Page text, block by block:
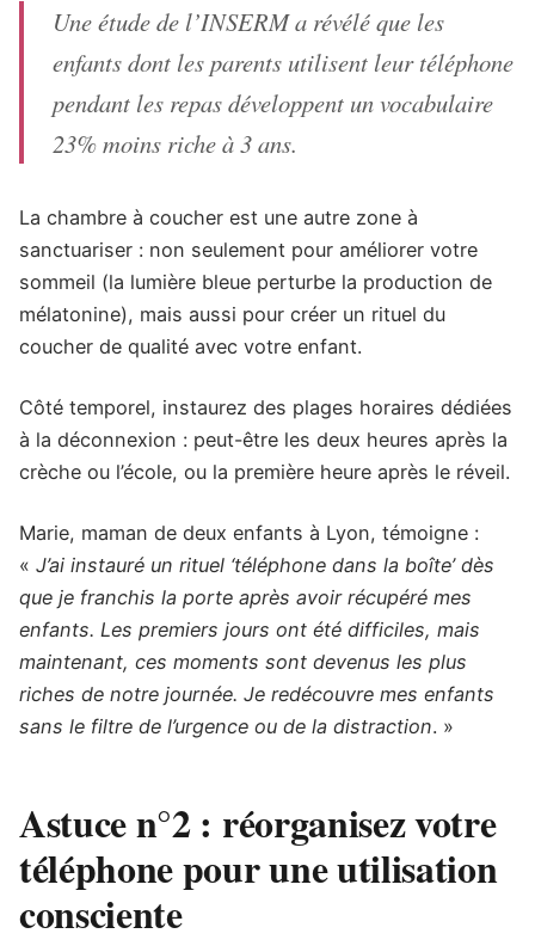
Une étude de l’INSERM a révélé que les
enfants dont les parents utilisent leur téléphone
pendant les repas développent un vocabulaire
23% moins riche à 3 ans.
La chambre à coucher est une autre zone à
sanctuariser : non seulement pour améliorer votre
sommeil (la lumière bleue perturbe la production de
mélatonine), mais aussi pour créer un rituel du
coucher de qualité avec votre enfant.
Côté temporel, instaurez des plages horaires dédiées
à la déconnexion : peut-être les deux heures après la
crèche ou l’école, ou la première heure après le réveil.
Marie, maman de deux enfants à Lyon, témoigne :
« J’ai instauré un rituel ‘téléphone dans la boîte’ dès
que je franchis la porte après avoir récupéré mes
enfants. Les premiers jours ont été difficiles, mais
maintenant, ces moments sont devenus les plus
riches de notre journée. Je redécouvre mes enfants
sans le filtre de l’urgence ou de la distraction. »
Astuce n°2 : réorganisez votre
téléphone pour une utilisation
consciente